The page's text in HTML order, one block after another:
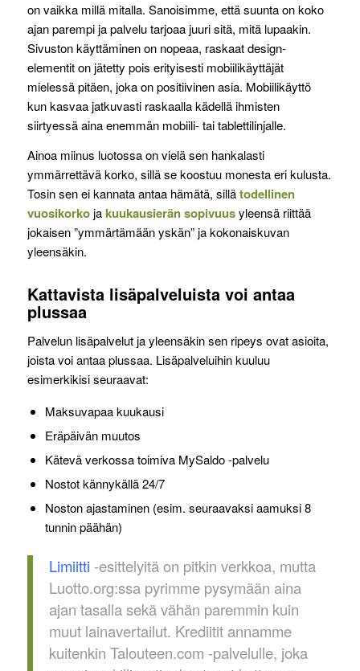
on vaikka millä mitalla. Sanoisimme, että suunta on koko
ajan parempi ja palvelu tarjoaa juuri sitä, mitä lupaakin.
Sivuston käyttäminen on nopeaa, raskaat design-
elementit on jätetty pois erityisesti mobiilikäyttäjät
mielessä pitäen, joka on positiivinen asia. Mobiilikäyttö
kun kasvaa jatkuvasti raskaalla kädellä ihmisten
siirtyessä aina enemmän mobiili- tai tablettilinjalle.
Ainoa miinus luotossa on vielä sen hankalasti
ymmärrettävä korko, sillä se koostuu monesta eri kulusta.
Tosin sen ei kannata antaa hämätä, sillätodellinen
vuosikorkojakuukausierän sopivuusyleensä riittää
jokaisen ”ymmärtämään yskän” ja kokonaiskuvan
yleensäkin.
Kattavista lisäpalveluista voi antaa
plussaa
Palvelun lisäpalvelut ja yleensäkin sen ripeys ovat asioita,
joista voi antaa plussaa. Lisäpalveluihin kuuluu
esimerkikisi seuraavat:
Maksuvapaa kuukausi
Eräpäivän muutos
Kätevä verkossa toimiva MySaldo -palvelu
Nostot kännykällä 24/7
Noston ajastaminen (esim. seuraavaksi aamuksi 8
tunnin päähän)
Limiitti -esittelyitä on pitkin verkkoa, mutta
Luotto.org:ssa pyrimme pysymään aina
ajan tasalla sekä vähän paremmin kuin
muut lainavertailut. Krediitit annamme
kuitenkin Talouteen.com -palvelulle, joka